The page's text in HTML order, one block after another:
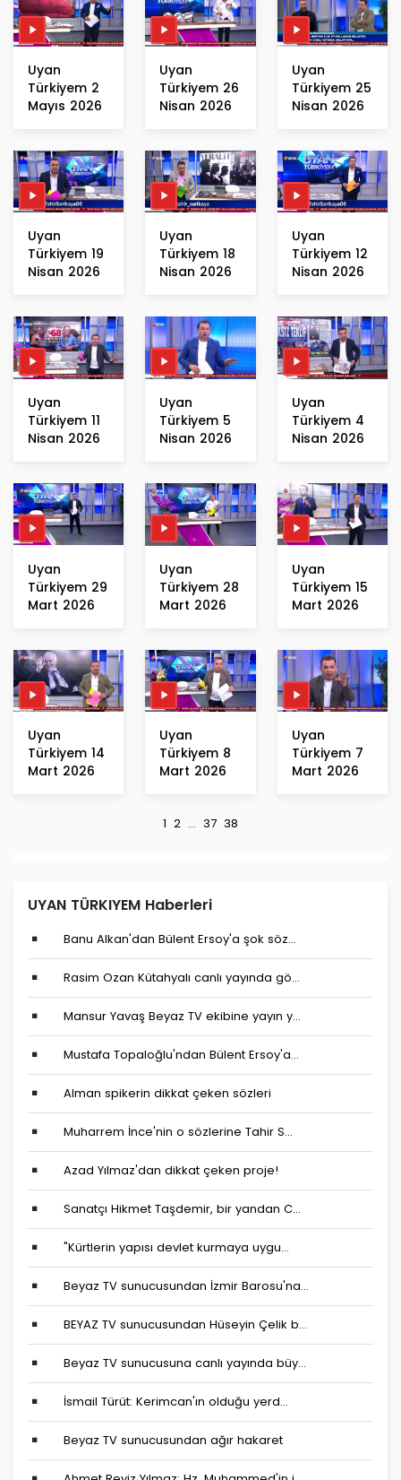
Uyan
Türkiyem 2
Mayıs 2026
Uyan
Türkiyem 26
Nisan 2026
Uyan
Türkiyem 25
Nisan 2026
Uyan
Türkiyem 19
Nisan 2026
Uyan
Türkiyem 18
Nisan 2026
Uyan
Türkiyem 12
Nisan 2026
Uyan
Türkiyem 11
Nisan 2026
Uyan
Türkiyem 5
Nisan 2026
Uyan
Türkiyem 4
Nisan 2026
Uyan
Türkiyem 29
Mart 2026
Uyan
Türkiyem 28
Mart 2026
Uyan
Türkiyem 15
Mart 2026
Uyan
Türkiyem 14
Mart 2026
Uyan
Türkiyem 8
Mart 2026
Uyan
Türkiyem 7
Mart 2026
1 2 ... 37 38
UYAN TÜRKIYEM Haberleri
Banu Alkan'dan Bülent Ersoy'a şok söz...
Rasim Ozan Kütahyalı canlı yayında gö...
Mansur Yavaş Beyaz TV ekibine yayın y...
Mustafa Topaloğlu'ndan Bülent Ersoy'a...
Alman spikerin dikkat çeken sözleri
Muharrem İnce'nin o sözlerine Tahir S...
Azad Yılmaz'dan dikkat çeken proje!
Sanatçı Hikmet Taşdemir, bir yandan C...
"Kürtlerin yapısı devlet kurmaya uygu...
Beyaz TV sunucusundan İzmir Barosu'na...
BEYAZ TV sunucusundan Hüseyin Çelik b...
Beyaz TV sunucusuna canlı yayında büy...
İsmail Türüt: Kerimcan'ın olduğu yerd...
Beyaz TV sunucusundan ağır hakaret